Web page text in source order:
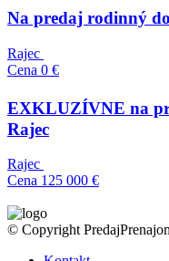
Na predaj rodinný
Rajec
Cena 0 €
EXKLUZÍVNE na
Rajec
Rajec
Cena 125 000 €
© Copyright